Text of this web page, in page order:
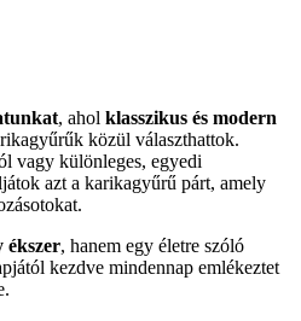
, ahol klasszikus és modern
közül választhattok.
vagy különleges, egyedi
azt a karikagyűrű párt, amely
ékszer, hanem egy életre szóló
kezdve mindennap emlékeztet